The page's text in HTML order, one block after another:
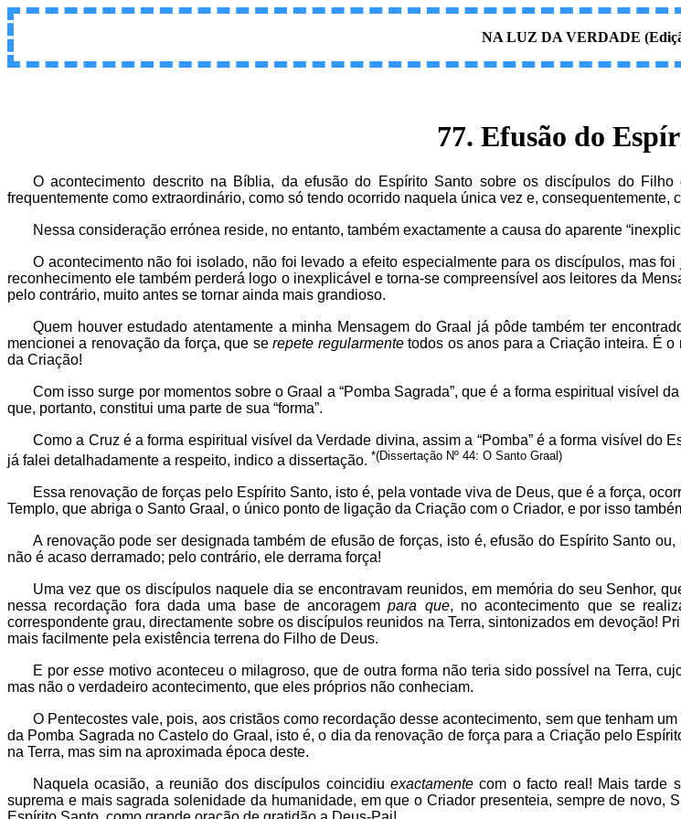
NA LUZ DA VERDADE
77. Efusão do
O acontecimento descrito na Bíblia, da efusão do Espírito Santo sobre os discípulos do
frequentemente como extraordinário, como só tendo ocorrido naquela única vez e, consequentemente,
Nessa consideração errónea reside, no entanto, também exactamente a causa do aparente
O acontecimento não foi isolado, não foi levado a efeito especialmente para os discípulos, mas
reconhecimento ele também perderá logo o inexplicável e torna-se compreensível aos leitores da
pelo contrário, muito antes se tornar ainda mais grandioso.
Quem houver estudado atentamente a minha Mensagem do Graal já pôde também ter
mencionei a renovação da força, que serepete regularmentetodos os anos para a Criação inteira. É
da Criação!
Com isso surge por momentos sobre o Graal a “Pomba Sagrada”, que é a forma espiritual visível
que, portanto, constitui uma parte de sua “forma”.
Como a Cruz é a forma espiritual visível da Verdade divina, assim a “Pomba” é a forma visível do
já falei detalhadamente a respeito, indico a dissertação. *(Dissertação Nº 44: O Santo Graal)
Essa renovação de forças pelo Espírito Santo, isto é, pela vontade viva de Deus, que é a força,
Templo, que abriga o Santo Graal, o único ponto de ligação da Criação com o Criador, e por isso
A renovação pode ser designada também de efusão de forças, isto é, efusão do Espírito Santo
não é acaso derramado; pelo contrário, ele derrama força!
Uma vez que os discípulos naquele dia se encontravam reunidos, em memória do seu Senhor,
nessa recordação fora dada uma base de ancoragempara que, no acontecimento que se
correspondente grau, directamente sobre os discípulos reunidos na Terra, sintonizados em devoção!
mais facilmente pela existência terrena do Filho de Deus.
E por esse motivo aconteceu o milagroso, que de outra forma não teria sido possível na Terra,
mas não o verdadeiro acontecimento, que eles próprios não conheciam.
O Pentecostes vale, pois, aos cristãos como recordação desse acontecimento, sem que tenham
da Pomba Sagrada no Castelo do Graal, isto é, o dia da renovação de força para a Criação pelo
na Terra, mas sim na aproximada época deste.
Naquela ocasião, a reunião dos discípulos coincidiu exactamentecom o facto real! Mais tarde
suprema e mais sagrada solenidade da humanidade, em que o Criador presenteia, sempre de novo,